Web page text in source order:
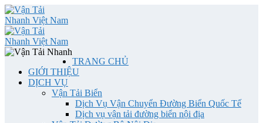
TRANG CHỦ
GIỚI THIỆU
DỊCH VỤ
Vận Tải Biển
Dịch Vụ Vận Chuyển Đường Biển Quốc Tế
Dịch vụ vận tải đường biển nội địa